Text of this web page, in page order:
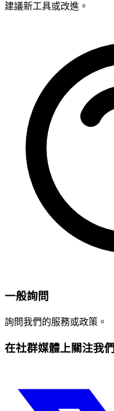
建議新工具或改進。
一般詢問
詢問我們的服務或政策。
在社群媒體上關注我們